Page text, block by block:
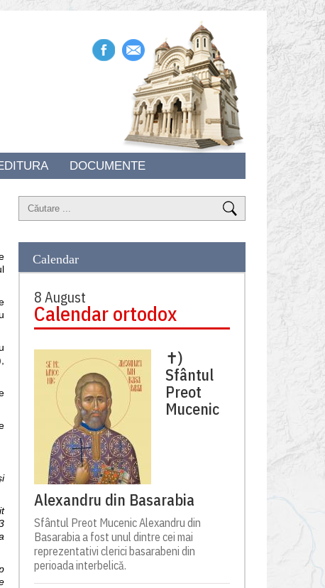
DOCUMENTE
Calendar
8 August
Calendar ortodox
✝)
Sfântul
Preot
Mucenic
Alexandru din Basarabia
Sfântul Preot Mucenic Alexandru din
Basarabia a fost unul dintre cei mai
reprezentativi clerici basarabeni din
perioada interbelică.